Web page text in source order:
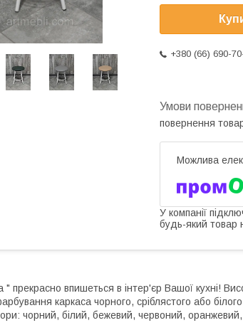
+380 (66) 690-
повернення
У компанії
будь-який товар
" прекрасно впишеться в інтер'єр Вашої кухні!
каркаса чорного, сріблястого або
чорний, білий, бежевий, червоний,